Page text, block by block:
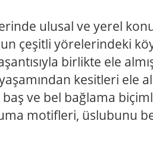
ulusal ve yerel
çeşitli yörelerindeki
birlikte ele
kesitleri ele
ve bel bağlama
motifleri, üslubunu